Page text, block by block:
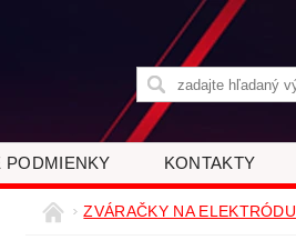
PODMIENKY KONTAKTY
ZVÁRAČKY NA ELEKTRÓDU